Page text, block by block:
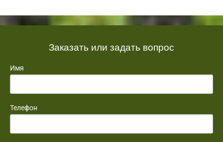
Заказать или задать вопрос
Имя
Телефон